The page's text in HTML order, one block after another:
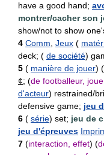
have a good hand;
montrer/cacher son
show/not to show
4 Comm Jeux (
deck; ( de société)
5 ( manière de jouer) (
¢; (de footballeur,
d'acteur) restrained/
defensive game; jeu
6 ( série) set; jeu de
jeu d'épreuves
7 (interaction, effet) (